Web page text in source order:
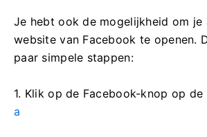
Je hebt ook de mogelijkheid om je
website van Facebook te openen.
paar simpele stappen:
1. Klik op de Facebook-knop op de
a